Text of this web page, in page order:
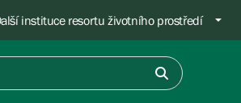
instituce resortu životního prostředí